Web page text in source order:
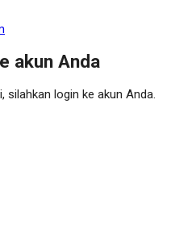
akun Anda
silahkan login ke akun Anda.